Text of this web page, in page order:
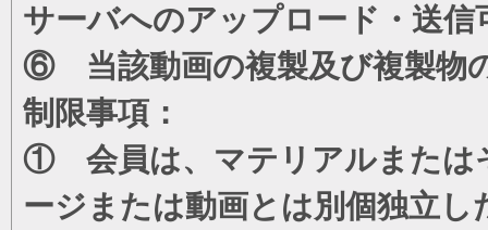
サーバへのアップロード・送信
⑥ 当該動画の複製及び複製物
制限事項：
① 会員は、マテリアルまたは
ージまたは動画とは別個独立